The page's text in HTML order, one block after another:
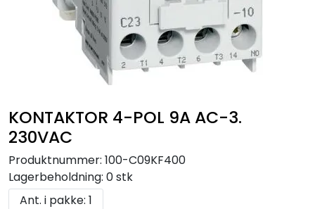
KONTAKTOR 4-POL 9A AC-3.
230VAC
Produktnummer: 100-C09KF400
Lagerbeholdning: 0 stk
Ant. i pakke: 1